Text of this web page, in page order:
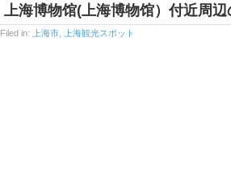
上海博物馆(上海博物馆）付近周辺
Filed in: 上海市 上海観光スポット